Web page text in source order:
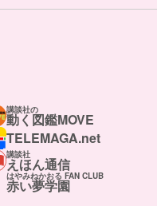
講談社の
動く図鑑MOVE
TELEMAGA.net
講談社
えほん通信
はやみねかおる FAN CLUB
赤い夢学園